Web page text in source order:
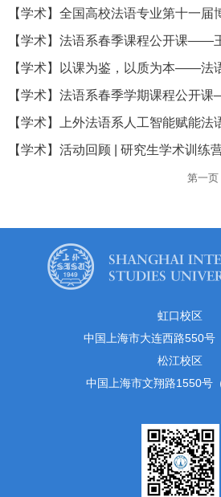
第一页
虹口校区
中国上海市大连西路550号
松江校区
中国上海市文翔路1550号